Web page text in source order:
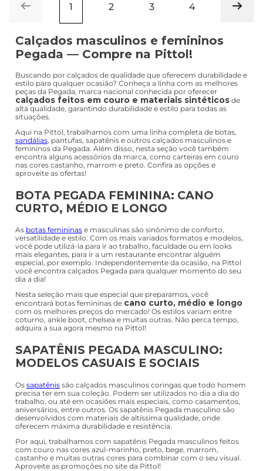
1 2 3 4
Calçados masculinos e femininos
Pegada — Compre na Pittol!
Buscando por calçados de qualidade que oferecem durabilidade e
estilo para qualquer ocasião? Conheça a linha com as melhores
peças da Pegada, marca nacional conhecida por oferecer
calçados feitos em couro e materiais sintéticos de
alta qualidade, garantindo durabilidade e estilo para todas as
situações.
Aqui na Pittol, trabalhamos com uma linha completa de botas,
sandálias, pantufas, sapatênis e outros calçados masculinos e
femininos da Pegada. Além disso, nesta seção você também
encontra alguns acessórios da marca, como carteiras em couro
nas cores castanho, marrom e preto. Confira as opções e
aproveite as ofertas!
BOTA PEGADA FEMININA: CANO
CURTO, MÉDIO E LONGO
As botas femininas e masculinas são sinônimo de conforto,
versatilidade e estilo. Com os mais variados formatos e modelos,
você pode utilizá-la para ir ao trabalho, faculdade ou em looks
mais elegantes, para ir a um restaurante encontrar alguém
especial, por exemplo. Independentemente da ocasião, na Pittol
você encontra calçados Pegada para qualquer momento do seu
dia a dia!
Nesta seleção mais que especial que preparamos, você
encontrará botas femininas de cano curto, médio e longo
com os melhores preços do mercado! Os estilos variam entre
coturno, ankle boot, chelsea e muitas outras. Não perca tempo,
adquira a sua agora mesmo na Pittol!
SAPATÊNIS PEGADA MASCULINO:
MODELOS CASUAIS E SOCIAIS
Os sapatênis são calçados masculinos coringas que todo homem
precisa ter em sua coleção. Podem ser utilizados no dia a dia do
trabalho, ou até em ocasiões mais especiais, como casamentos,
aniversários, entre outros. Os sapatênis Pegada masculino são
desenvolvidos com materiais de altíssima qualidade, onde
oferecem máxima durabilidade e resistência.
Por aqui, trabalhamos com sapatênis Pegada masculinos feitos
com couro nas cores azul-marinho, preto, bege, marrom,
castanho e muitas outras cores para combinar com o seu visual.
Aproveite as promoções no site da Pittol!